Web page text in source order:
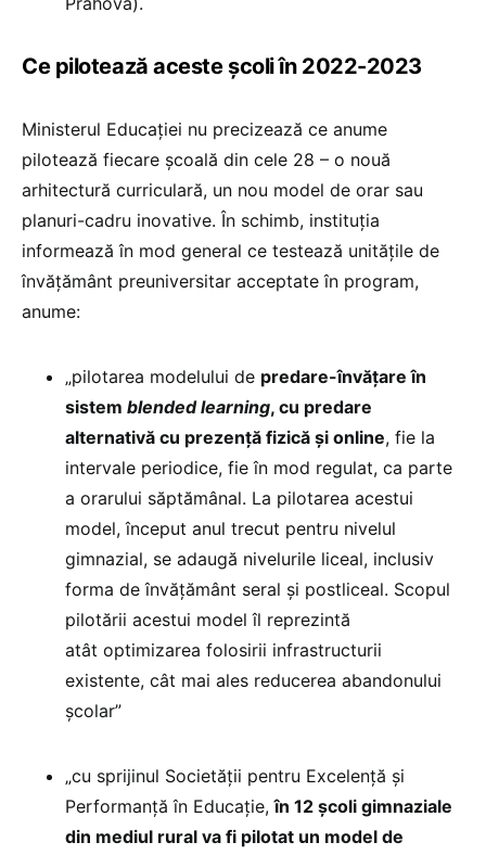
Ce pilotează aceste școli în 2022-2023
Ministerul Educației nu precizează ce anume
pilotează fiecare școală din cele 28 – o nouă
arhitectură curriculară, un nou model de orar sau
planuri-cadru inovative. În schimb, instituția
informează în mod general ce testează unitățile de
învățământ preuniversitar acceptate în program,
anume:
„pilotarea modelului de predare-învățare în
sistem blended learning, cu predare
alternativă cu prezență fizică și online, fie la
intervale periodice, fie în mod regulat, ca parte
a orarului săptămânal. La pilotarea acestui
model, început anul trecut pentru nivelul
gimnazial, se adaugă nivelurile liceal, inclusiv
forma de învățământ seral și postliceal. Scopul
pilotării acestui model îl reprezintă
atât optimizarea folosirii infrastructurii
existente, cât mai ales reducerea abandonului
școlar”
„cu sprijinul Societății pentru Excelență și
Performanță în Educație,în 12 școli gimnaziale
din mediul rural va fi pilotat un model de